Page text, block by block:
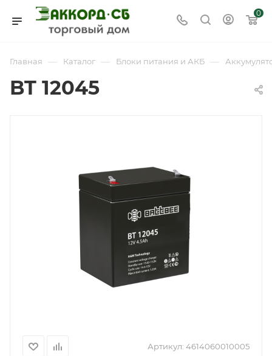
0
Главная — Каталог — Блоки питания и АКБ —
BT 12045
Артикул: 4614060010005